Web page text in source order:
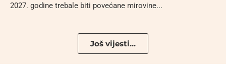
2027. godine trebale biti povećane mirovine...
Još vijesti...